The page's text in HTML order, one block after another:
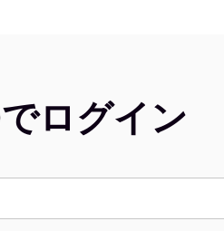
ログイン